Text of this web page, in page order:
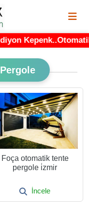
Foça otomatik tente
pergole i̇zmir
İncele